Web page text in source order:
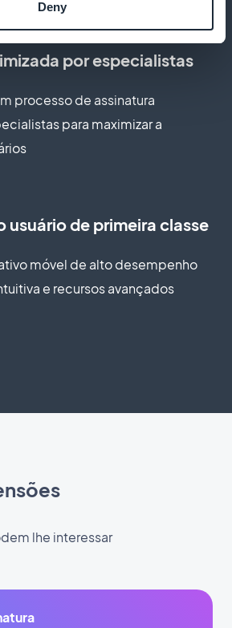
Deny
por especialistas
processo de assinatura
para maximizar a
usuário de primeira classe
móvel de alto desempenho
e recursos avançados
lhe interessar